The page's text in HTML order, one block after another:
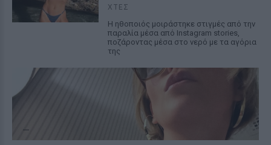
ΧΤΕΣ
Η ηθοποιός μοιράστηκε στιγμές από την
παραλία μέσα από Instagram stories,
ποζάροντας μέσα στο νερό με τα αγόρια
της